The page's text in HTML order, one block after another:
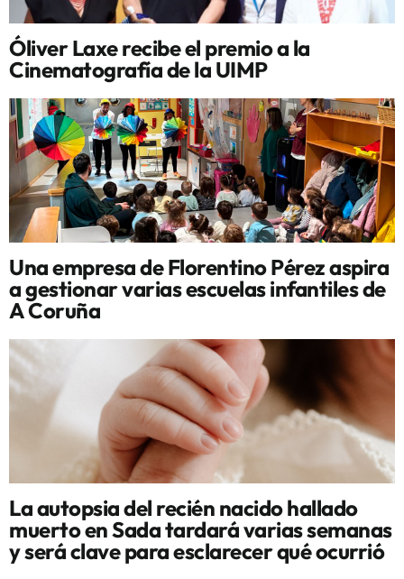
Óliver Laxe recibe el premio a la
Cinematografía de la UIMP
Una empresa de Florentino Pérez aspira
a gestionar varias escuelas infantiles de
A Coruña
La autopsia del recién nacido hallado
muerto en Sada tardará varias semanas
y será clave para esclarecer qué ocurrió